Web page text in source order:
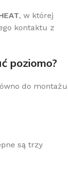
, w której
kontaktu z
poziomo?
do montażu
są trzy